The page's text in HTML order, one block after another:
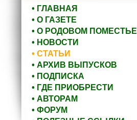
• ГЛАВНАЯ
• О ГАЗЕТЕ
• О РОДОВОМ ПОМЕСТЬЕ
• НОВОСТИ
• СТАТЬИ
• АРХИВ ВЫПУСКОВ
• ПОДПИСКА
• ГДЕ ПРИОБРЕСТИ
• АВТОРАМ
• ФОРУМ